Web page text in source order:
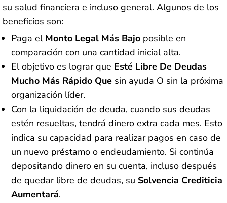
su salud financiera e incluso general. Algunos de los
beneficios son:
Paga el Monto Legal Más Bajo posible en
comparación con una cantidad inicial alta.
El objetivo es lograr que Esté Libre De Deudas
Mucho Más Rápido Que sin ayuda O sin la próxima
organización líder.
Con la liquidación de deuda, cuando sus deudas
estén resueltas, tendrá dinero extra cada mes. Esto
indica su capacidad para realizar pagos en caso de
un nuevo préstamo o endeudamiento. Si continúa
depositando dinero en su cuenta, incluso después
de quedar libre de deudas, su Solvencia Crediticia
Aumentará.